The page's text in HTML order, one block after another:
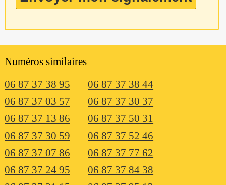
Numéros similaires
06 87 37 38 95
06 87 37 38 44
06 87 37 03 57
06 87 37 30 37
06 87 37 13 86
06 87 37 50 31
06 87 37 30 59
06 87 37 52 46
06 87 37 07 86
06 87 37 77 62
06 87 37 24 95
06 87 37 84 38